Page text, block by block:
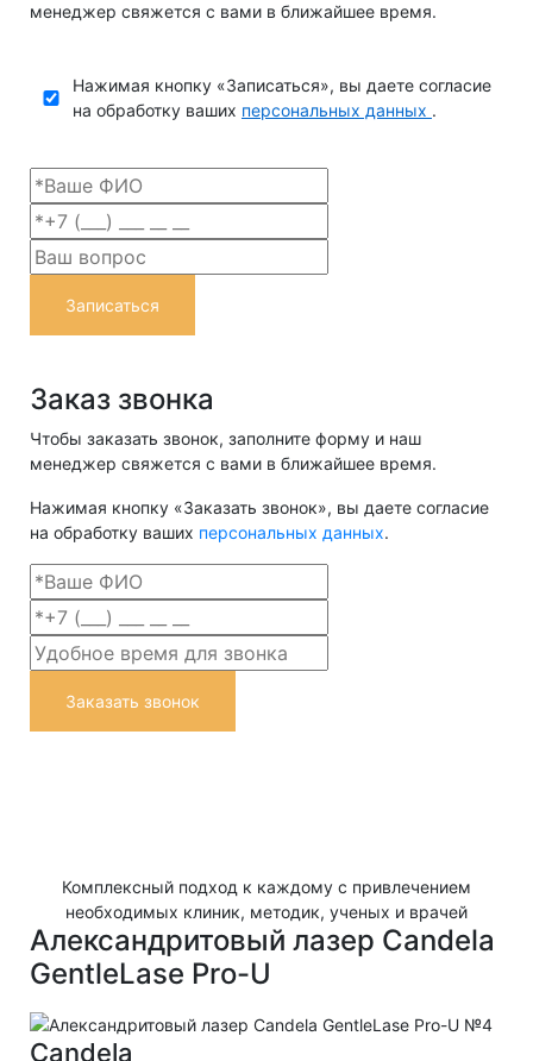
менеджер свяжется с вами в ближайшее время.
Нажимая кнопку «Записаться», вы даете согласие
на обработку ваших персональных данных .
Записаться
Заказ звонка
Чтобы заказать звонок, заполните форму и наш
менеджер свяжется с вами в ближайшее время.
Нажимая кнопку «Заказать звонок», вы даете согласие
на обработку ваших персональных данных.
Заказать звонок
Комплексный подход к каждому с привлечением
необходимых клиник, методик, ученых и врачей
Александритовый лазер Candela
GentleLase Pro-U
Candela